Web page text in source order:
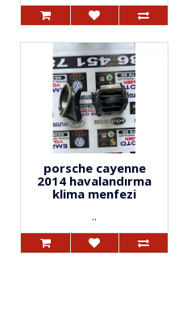
porsche cayenne
2014 havalandırma
klima menfezi
..